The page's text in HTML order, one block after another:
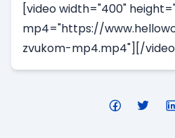
[video width="400"
mp4="https://
zvukom-mp4.mp4"][/